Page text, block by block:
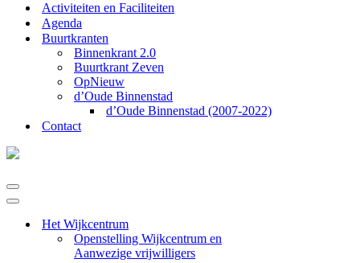
Activiteiten en Faciliteiten
Agenda
Buurtkranten
Binnenkrant 2.0
Buurtkrant Zeven
OpNieuw
d’Oude Binnenstad
d’Oude Binnenstad (2007-2022)
Contact
Navigatie
Menu
Navigatie
Het Wijkcentrum
Openstelling Wijkcentrum en
Aanwezige vrijwilligers